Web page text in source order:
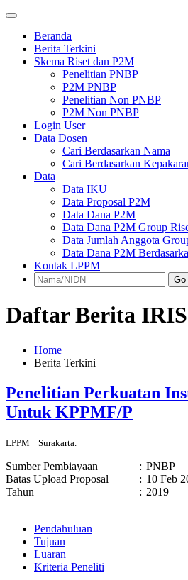
Beranda
Berita Terkini
Skema Riset dan P2M
Penelitian PNBP
P2M PNBP
Penelitian Non PNBP
P2M Non PNBP
Login User
Data Dosen
Cari Berdasarkan Nama
Cari Berdasarkan
Data
Data IKU
Data Proposal P2M
Data Dana P2M
Data Dana P2M Group
Data Jumlah Anggota
Data Dana P2M
Kontak LPPM
Go
Daftar Berita
Home
Berita Terkini
Penelitian Perkuatan
Untuk KPPMF/P
LPPM Surakarta.
Sumber Pembiayaan : PNBP
Batas Upload Proposal
: 10 Feb
Tahun
: 2019
Pendahuluan
Tujuan
Luaran
Kriteria Peneliti